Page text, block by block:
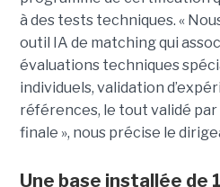
à des tests techniques. «
outil IA de matching qui
évaluations techniques
individuels, validation
références, le tout validé
finale », nous précise le
Une base installée de